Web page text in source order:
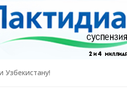
Узбекистану!